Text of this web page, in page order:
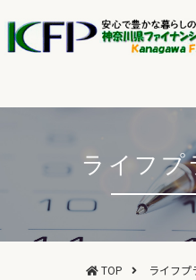
ライフプ
TOP ライフプ